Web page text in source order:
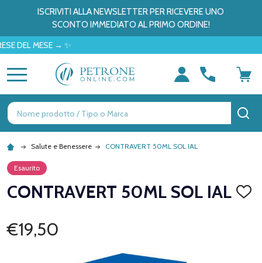
ISCRIVITI ALLA NEWSLETTER PER RICEVERE UNO
SCONTO IMMEDIATO AL PRIMO ORDINE!
MESE → ✨
Ricerca
Salute e Benessere CONTRAVERT 50ML SOL IAL
Esaurito
CONTRAVERT 50ML SOL IAL
€19,50